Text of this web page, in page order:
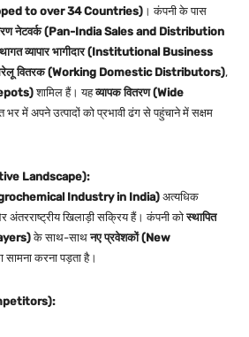
to over 34 Countries) । कंपनी के पास
नेटवर्क (Pan-India Sales and Distribution
व्यापार भागीदार (Institutional Business
वितरक (Working Domestic Distributors),
शामिल हैं। यहव्यापक वितरण (Wide
भर में अपने उत्पादों को प्रभावी ढंग से पहुंचाने में सक्षम
Landscape):
Industry in India) अत्यधिक
अंतरराष्ट्रीय खिलाड़ी सक्रिय हैं। कंपनी कोस्थापित
के साथ-साथनए प्रवेशकों (New
सामना करना पड़ता है।